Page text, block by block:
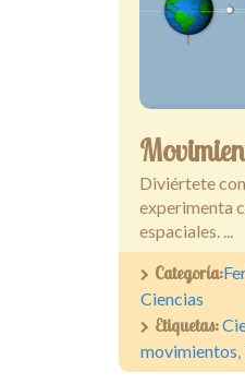
Diviértete
experimenta
espaciales. ...
Categoría:
Ciencias
Etiquetas:
movimientos,